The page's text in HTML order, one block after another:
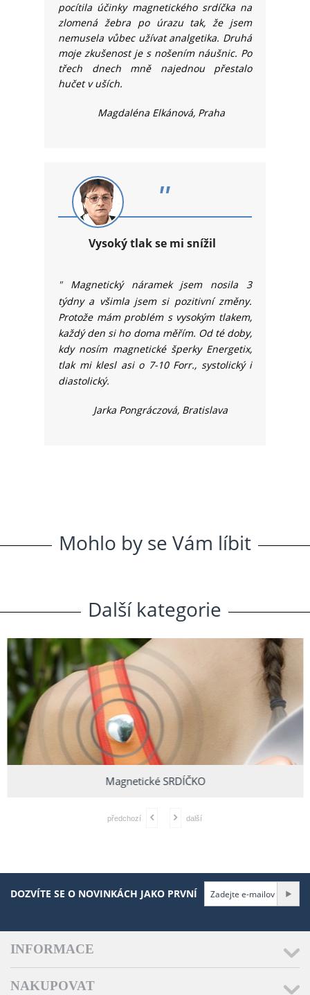
pocítila účinky magnetického srdíčka na
zlomená žebra po úrazu tak, že jsem
nemusela vůbec užívat analgetika. Druhá
moje zkušenost je s nošením náušnic. Po
třech dnech mně najednou přestalo
hučet v uších.
Magdaléna Elkánová, Praha
"
Vysoký tlak se mi snížil
" Magnetický náramek jsem nosila 3
týdny a všimla jsem si pozitivní změny.
Protože mám problém s vysokým tlakem,
každý den si ho doma měřím. Od té doby,
kdy nosím magnetické šperky Energetix,
tlak mi klesl asi o 7-10 Forr., systolický i
diastolický.
Jarka Pongráczová, Bratislava
Mohlo by se Vám líbit
Další. kategorie
Magnetické SRDÍČKO
předchozí další
DOZVÍTE SE O NOVINKÁCH JAKO PRVNÍ
INFORMACE
NAKUPOVAT